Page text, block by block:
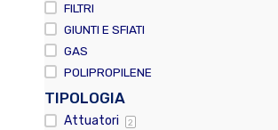
FILTRI
GIUNTI E SFIATI
GAS
POLIPROPILENE
TIPOLOGIA
Attuatori 2